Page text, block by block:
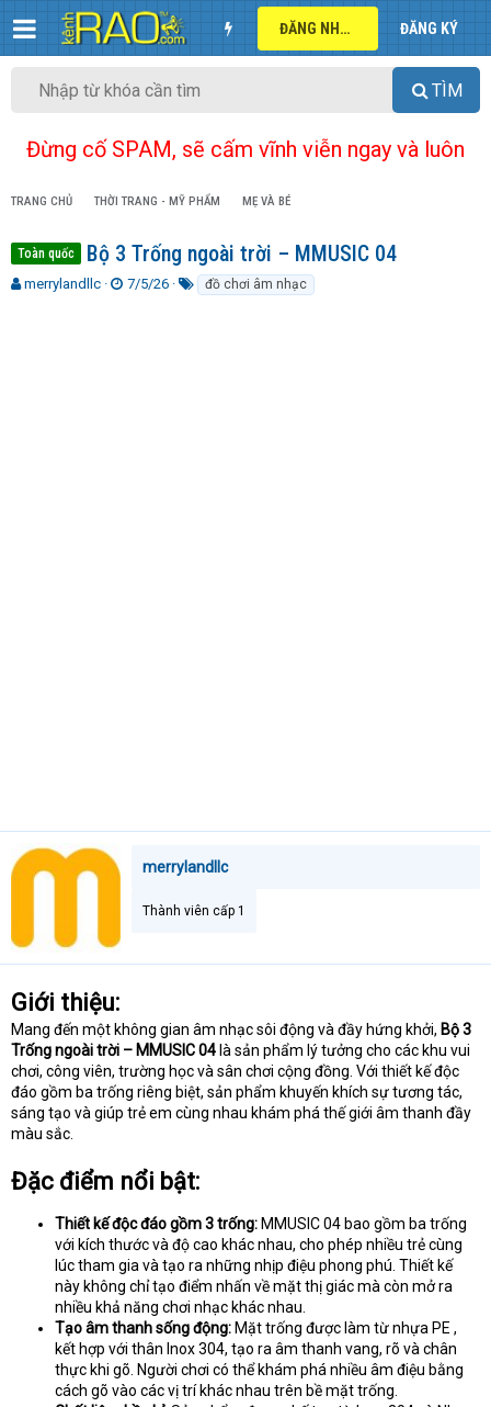
ĐĂNG NHẬP ĐĂNG KÝ
TÌM
Đừng cố SPAM, sẽ cấm vĩnh viễn ngay và luôn
TRANG CHỦ THỜI TRANG - MỸ PHẨM MẸ VÀ BÉ
Toàn quốc Bộ 3 Trống ngoài trời – MMUSIC 04
T
merrylandllc
N
7/5/26 đồ chơi âm nhạc
merrylandllc
Thành viên cấp 1
Giới thiệu:
Mang đến một không gian âm nhạc sôi động và đầy hứng khởi, Bộ 3
Trống ngoài trời – MMUSIC 04 là sản phẩm lý tưởng cho các khu vui
chơi, công viên, trường học và sân chơi cộng đồng. Với thiết kế độc
đáo gồm ba trống riêng biệt, sản phẩm khuyến khích sự tương tác,
sáng tạo và giúp trẻ em cùng nhau khám phá thế giới âm thanh đầy
màu sắc.
Đặc điểm nổi bật:
Thiết kế độc đáo gồm 3 trống: MMUSIC 04 bao gồm ba trống
với kích thước và độ cao khác nhau, cho phép nhiều trẻ cùng
lúc tham gia và tạo ra những nhịp điệu phong phú. Thiết kế
này không chỉ tạo điểm nhấn về mặt thị giác mà còn mở ra
nhiều khả năng chơi nhạc khác nhau.
Tạo âm thanh sống động: Mặt trống được làm từ nhựa PE ,
kết hợp với thân Inox 304, tạo ra âm thanh vang, rõ và chân
thực khi gõ. Người chơi có thể khám phá nhiều âm điệu bằng
cách gõ vào các vị trí khác nhau trên bề mặt trống.